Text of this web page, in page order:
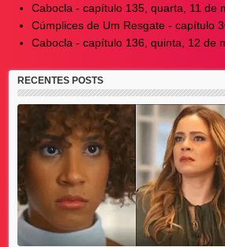
Cabocla - capítulo 135, quarta, 11 de
Cúmplices de Um Resgate - capítulo
Cabocla - capítulo 136, quinta, 12 de
RECENTES POSTS